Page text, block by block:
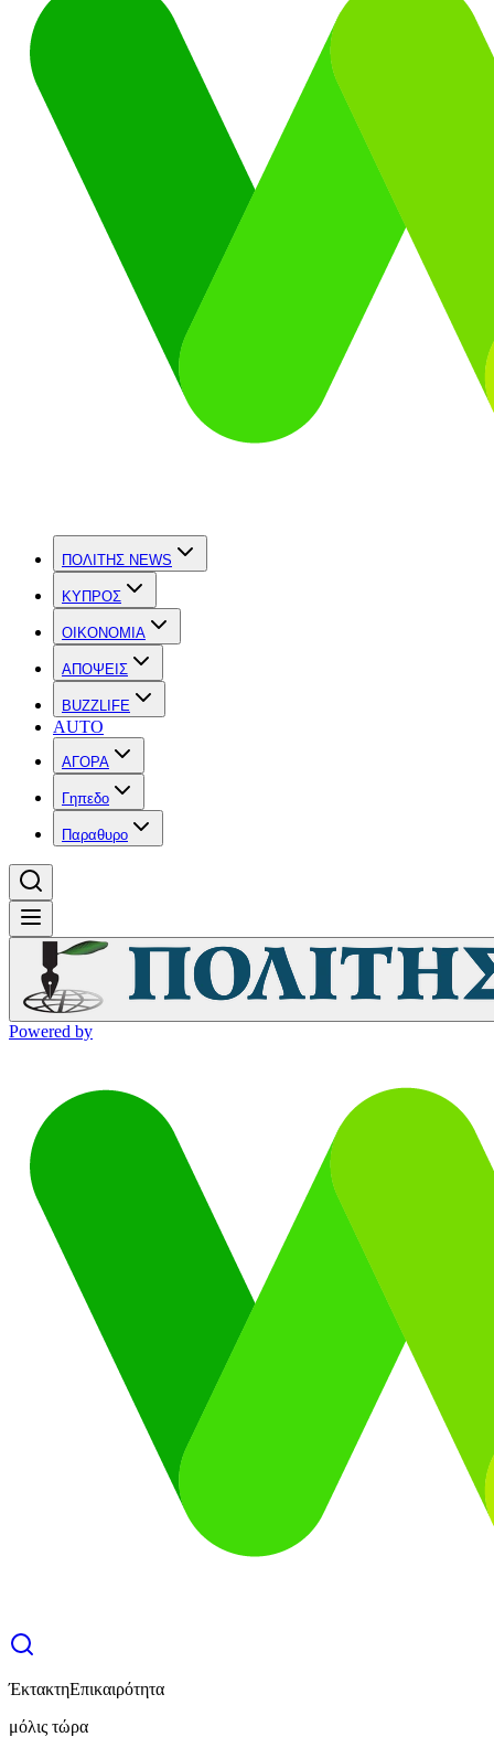
ΠΟΛΙΤΗΣ NEWS
ΚΥΠΡΟΣ
OIKONOMIA
ΑΠΟΨΕΙΣ
BUZZLIFE
AUTO
ΑΓΟΡΑ
Γηπεδο
Παραθυρο
Powered by
ΈκτακτηΕπικαιρότητα
μόλις τώρα